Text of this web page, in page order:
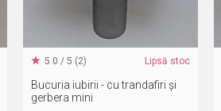
5.0 / 5 (2) Lipsă stoc
Bucuria iubirii - cu trandafiri și
gerbera mini